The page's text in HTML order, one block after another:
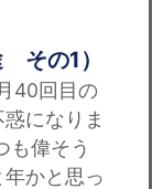
その1）
40回目の
になりま
も偉そう
かと思っ